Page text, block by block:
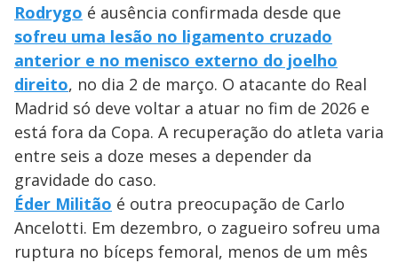
Rodrygo é ausência confirmada desde que
sofreu uma lesão no ligamento cruzado
anterior e no menisco externo do joelho
direito, no dia 2 de março. O atacante do Real
Madrid só deve voltar a atuar no fim de 2026 e
está fora da Copa. A recuperação do atleta varia
entre seis a doze meses a depender da
gravidade do caso.
Éder Militão é outra preocupação de Carlo
Ancelotti. Em dezembro, o zagueiro sofreu uma
ruptura no bíceps femoral, menos de um mês